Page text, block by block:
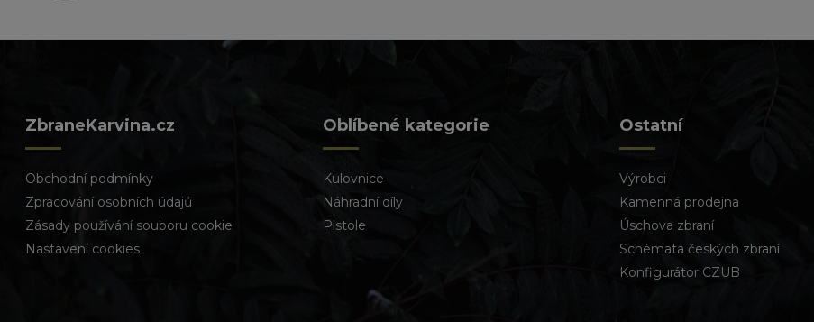
ZbraneKarvina.cz
Obchodní podmínky
Zpracování osobních údajů
Zásady používání souboru cookie
Nastavení cookies
Oblíbené kategorie
Kulovnice
Náhradní díly
Pistole
Ostatní
Výrobci
Kamenná prodejna
Úschova zbraní
Schémata českých zbraní
Konfigurátor CZUB